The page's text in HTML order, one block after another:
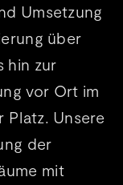
Umsetzung
über
hin zur
vor Ort im
Platz. Unsere
der
mit